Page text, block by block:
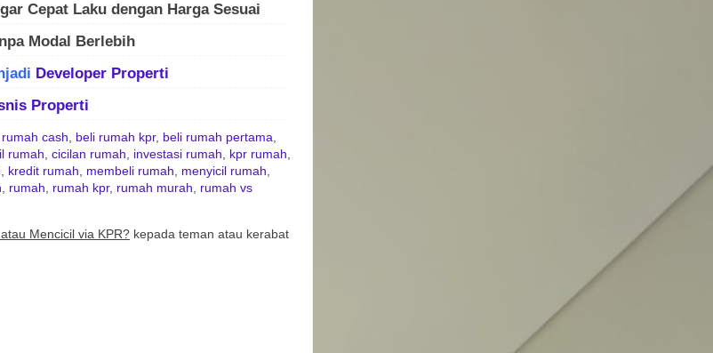
Cepat Laku dengan Harga Sesuai
Modal Berlebih
Developer Properti
Properti
rumah cash, beli rumah kpr, beli rumah pertama,
rumah, cicilan rumah, investasi rumah, kpr rumah,
, kredit rumah, membeli rumah, menyicil rumah,
, rumah, rumah kpr, rumah murah, rumah vs
Mencicil via KPR? kepada teman atau kerabat